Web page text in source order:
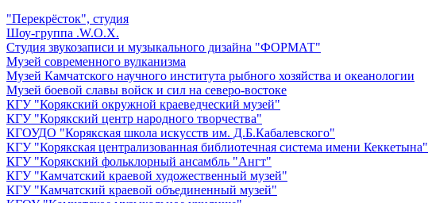
"Перекрёсток", студия
Шоу-группа .W.O.X.
Студия звукозаписи и музыкального дизайна "ФОРМАТ"
Музей современного вулканизма
Музей Камчатского научного института рыбного хозяйства и океанологии
Музей боевой славы войск и сил на северо-востоке
КГУ "Корякский окружной краеведческий музей"
КГУ "Корякский центр народного творчества"
КГОУДО "Корякская школа искусств им. Д.Б.Кабалевского"
КГУ "Корякская централизованная библиотечная система имени Кеккетына"
КГУ "Корякский фольклорный ансамбль "Ангт"
КГУ "Камчатский краевой художественный музей"
КГУ "Камчатский краевой объединенный музей"